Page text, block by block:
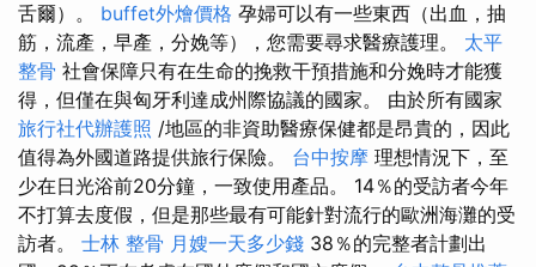
舌爾）。 buffet外燴價格 孕婦可以有一些東西（出血，抽
筋，流產，早產，分娩等），您需要尋求醫療護理。 太平
整骨 社會保障只有在生命的挽救干預措施和分娩時才能獲
得，但僅在與匈牙利達成州際協議的國家。 由於所有國家
旅行社代辦護照 /地區的非資助醫療保健都是昂貴的，因此
值得為外國道路提供旅行保險。 台中按摩 理想情況下，至
少在日光浴前20分鐘，一致使用產品。 14％的受訪者今年
不打算去度假，但是那些最有可能針對流行的歐洲海灘的受
訪者。 士林 整骨 月嫂一天多少錢 38％的完整者計劃出